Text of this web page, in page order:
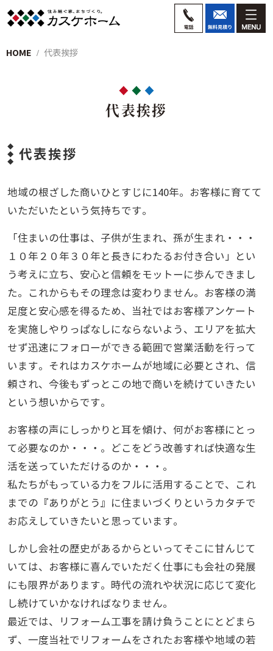
HOME 代表挨拶
代表挨拶
代表挨拶
地域の根ざした商いひとすじに140年。お客様に育てて
いただいたという気持ちです。
「住まいの仕事は、子供が生まれ、孫が生まれ・・・
１０年２０年３０年と長きにわたるお付き合い」とい
う考えに立ち、安心と信頼をモットーに歩んできまし
た。これからもその理念は変わりません。お客様の満
足度と安心感を得るため、当社ではお客様アンケート
を実施しやりっぱなしにならないよう、エリアを拡大
せず迅速にフォローができる範囲で営業活動を行って
います。それはカスケホームが地域に必要とされ、信
頼され、今後もずっとこの地で商いを続けていきたい
という想いからです。
お客様の声にしっかりと耳を傾け、何がお客様にとっ
て必要なのか・・・。どこをどう改善すれば快適な生
活を送っていただけるのか・・・。
私たちがもっている力をフルに活用することで、これ
までの『ありがとう』に住まいづくりというカタチで
お応えしていきたいと思っています。
しかし会社の歴史があるからといってそこに甘んじて
いては、お客様に喜んでいただく仕事にも会社の発展
にも限界があります。時代の流れや状況に応じて変化
し続けていかなければなりません。
最近では、リフォーム工事を請け負うことにとどまら
ず、一度当社でリフォームをされたお客様や地域の若